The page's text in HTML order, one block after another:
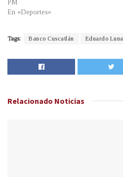
PM
En «Deportes»
Tags: Banco Cuscatlán Eduardo Luna
Relacionado Noticias